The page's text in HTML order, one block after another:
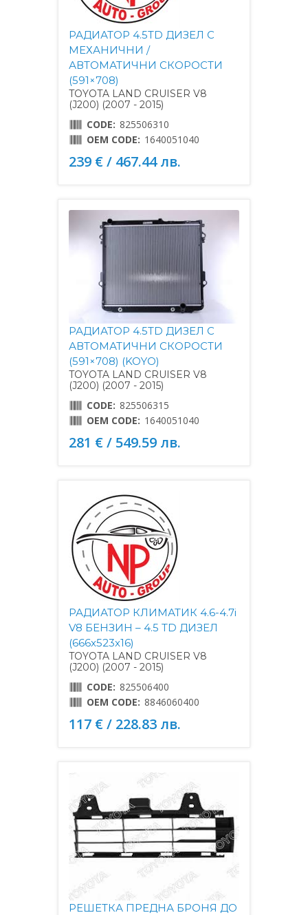
РАДИАТОР 4.5TD ДИЗЕЛ С
МЕХАНИЧНИ /
АВТОМАТИЧНИ СКОРОСТИ
(591×708)
TOYOTA LAND CRUISER V8
(J200) (2007 - 2015)
CODE: 825506310
OEM CODE: 1640051040
239 € / 467.44 лв.
РАДИАТОР 4.5TD ДИЗЕЛ С
АВТОМАТИЧНИ СКОРОСТИ
(591×708) (KOYO)
TOYOTA LAND CRUISER V8
(J200) (2007 - 2015)
CODE: 825506315
OEM CODE: 1640051040
281 € / 549.59 лв.
РАДИАТОР КЛИМАТИК 4.6-4.7i
V8 БЕНЗИН – 4.5 TD ДИЗЕЛ
(666x523x16)
TOYOTA LAND CRUISER V8
(J200) (2007 - 2015)
CODE: 825506400
OEM CODE: 8846060400
117 € / 228.83 лв.
РЕШЕТКА ПРЕДНА БРОНЯ ДО